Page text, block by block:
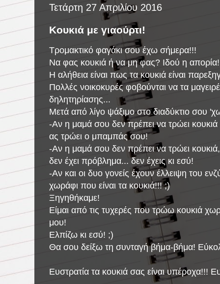
Τετάρτη 27 Απριλίου 2016
Κουκιά με γιαούρτι!
Τρομακτικό φαγάκι σου έχω σήμερα!!!
Να φας κουκιά ή να μη φας? Ιδού η
Η αλήθεια είναι πως τα κουκιά είναι
Πολλές νοικοκυρές φοβούνται να τα
δηλητηρίασης...
Μετά από λίγο ψάξιμο στο διαδύκτιο σου
-Αν η μαμά σου δεν πρέπει να τρώει κουκιά
ας τρώει ο μπαμπάς σου!
-Αν η μαμά σου δεν πρέπει να τρώει κουκιά,
δεν έχει πρόβλημα... δεν έχεις κι εσύ!
-Αν και οι δυο γονείς έχουν έλλειψη του
χωράφι που είναι τα κουκιά!!! ;)
Ξηγηθήκαμε!
Είμαι από τις τυχερές που τρώω κουκιά
μου!
Ελπίζω κι εσύ! ;)
Θα σου δείξω τη συνταγή βήμα-βήμα!
Ευστρατία τα κουκιά σας είναι υπέροχα!!!